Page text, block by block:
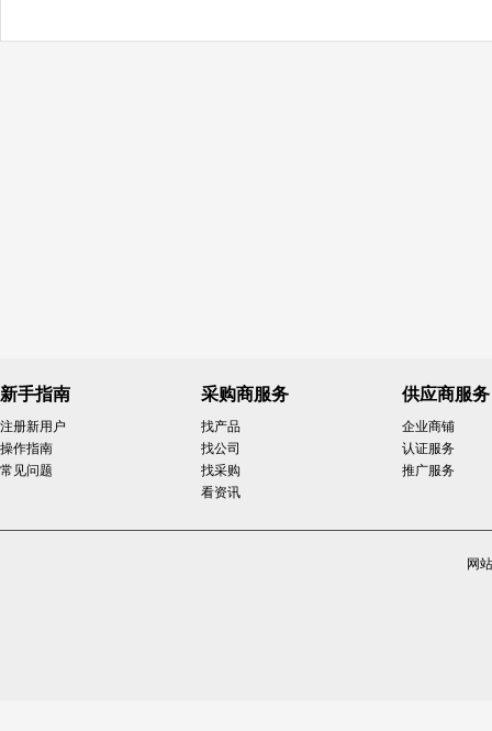
新手指南
注册新用户
操作指南
常见问题
采购商服务
找产品
找公司
找采购
看资讯
供应商服务
企业商铺
认证服务
推广服务
网